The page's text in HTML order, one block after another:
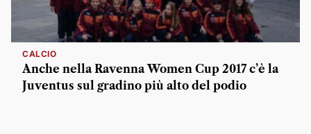
CALCIO
Anche nella Ravenna Women Cup 2017 c’è la
Juventus sul gradino più alto del podio